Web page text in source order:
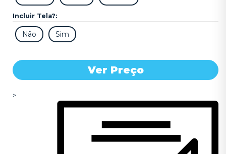
Incluir Tela?:
Ver Preço
>